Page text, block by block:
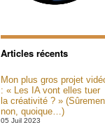
Articles récents
Mon plus gros projet
: « Les IA vont elles tuer
la créativité ? »
non, quoique…)
05 Juil 2023